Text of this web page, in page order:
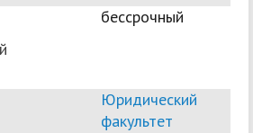
бессрочный
Юридический
факультет